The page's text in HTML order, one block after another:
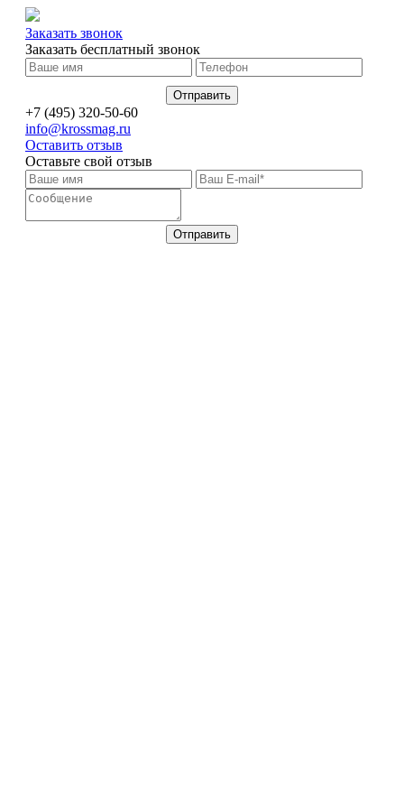
Заказать звонок
Заказать бесплатный звонок
+7 (495) 320-50-60
info@krossmag.ru
Оставить отзыв
Оставьте свой отзыв